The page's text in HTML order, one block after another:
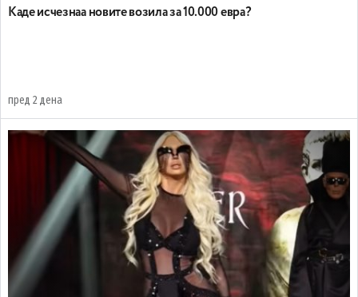
Каде исчезнаа новите возила за 10.000 евра?
пред 2 дена